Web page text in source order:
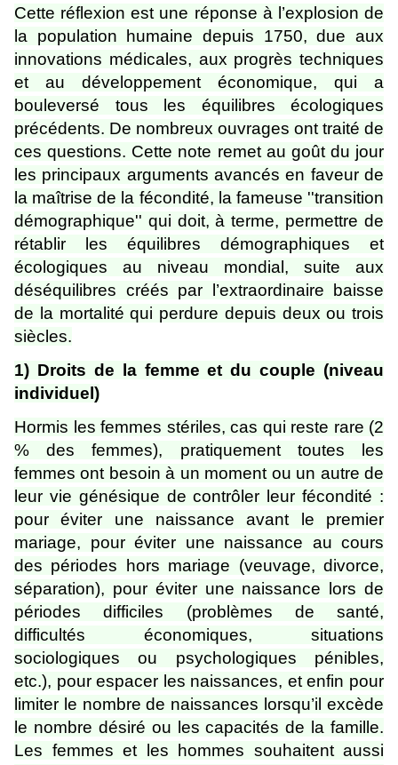
Cette réflexion est une réponse à l’explosion de
la population humaine depuis 1750, due aux
innovations médicales, aux progrès techniques
et au développement économique, qui a
bouleversé tous les équilibres écologiques
précédents. De nombreux ouvrages ont traité de
ces questions. Cette note remet au goût du jour
les principaux arguments avancés en faveur de
la maîtrise de la fécondité, la fameuse ''transition
démographique'' qui doit, à terme, permettre de
rétablir les équilibres démographiques et
écologiques au niveau mondial, suite aux
déséquilibres créés par l’extraordinaire baisse
de la mortalité qui perdure depuis deux ou trois
siècles.
1) Droits de la femme et du couple (niveau
individuel)
Hormis les femmes stériles, cas qui reste rare (2
% des femmes), pratiquement toutes les
femmes ont besoin à un moment ou un autre de
leur vie génésique de contrôler leur fécondité :
pour éviter une naissance avant le premier
mariage, pour éviter une naissance au cours
des périodes hors mariage (veuvage, divorce,
séparation), pour éviter une naissance lors de
périodes difficiles (problèmes de santé,
difficultés économiques, situations
sociologiques ou psychologiques pénibles,
etc.), pour espacer les naissances, et enfin pour
limiter le nombre de naissances lorsqu’il excède
le nombre désiré ou les capacités de la famille.
Les femmes et les hommes souhaitent aussi